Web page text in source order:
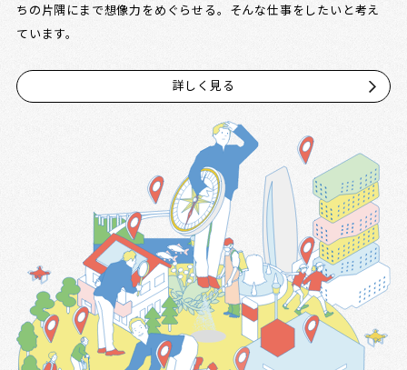
ちの片隅にまで想像力をめぐらせる。そんな仕事をしたいと考え
ています。
詳しく見る